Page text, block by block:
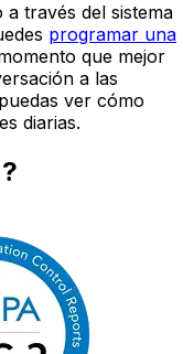
través del sistema
programar una
que mejor
a las
ver cómo
diarias.